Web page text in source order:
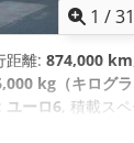
1 /31
距離: 874,000 km
kg（キログラ
ユーロ6, 積載ス
ナビゲーション